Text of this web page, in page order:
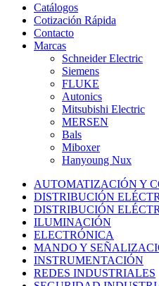
Catálogos
Cotización Rápida
Contacto
Marcas
Schneider Electric
Siemens
FLUKE
Autonics
Mitsubishi Electric
MERSEN
Bals
Miboxer
Hanyoung Nux
AUTOMATIZACIÓN Y
DISTRIBUCIÓN
DISTRIBUCIÓN
ILUMINACIÓN
ELECTRÓNICA
MANDO Y
INSTRUMENTACIÓN
REDES INDUSTRIALES